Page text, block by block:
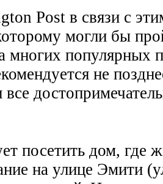
Post в связи с
могли бы
многих популярных
не
все
посетить дом, где
на улице Эмити